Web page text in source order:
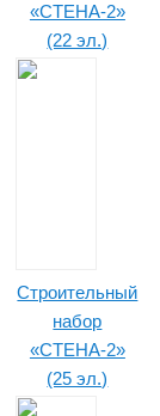
«СТЕНА-2»
(22 эл.)
Строительный
набор
«СТЕНА-2»
(25 эл.)